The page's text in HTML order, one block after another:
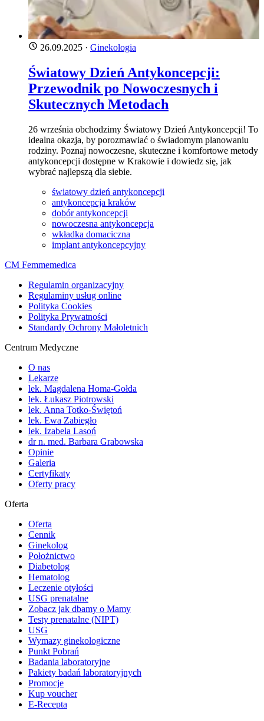
26.09.2025 · Ginekologia
Światowy Dzień Antykoncepcji:
Przewodnik po Nowoczesnych i
Skutecznych Metodach
26 września obchodzimy Światowy Dzień Antykoncepcji! To
idealna okazja, by porozmawiać o świadomym planowaniu
rodziny. Poznaj nowoczesne, skuteczne i komfortowe metody
antykoncepcji dostępne w Krakowie i dowiedz się, jak
wybrać najlepszą dla siebie.
światowy dzień antykoncepcji
antykoncepcja kraków
dobór antykoncepcji
nowoczesna antykoncepcja
wkładka domaciczna
implant antykoncepcyjny
CM Femmemedica
Regulamin organizacyjny
Regulaminy usług online
Polityka Cookies
Polityka Prywatności
Standardy Ochrony Małoletnich
Centrum Medyczne
O nas
Lekarze
lek. Magdalena Homa-Gołda
lek. Łukasz Piotrowski
lek. Anna Totko-Świętoń
lek. Ewa Zabiegło
lek. Izabela Lasoń
dr n. med. Barbara Grabowska
Opinie
Galeria
Certyfikaty
Oferty pracy
Oferta
Oferta
Cennik
Ginekolog
Położnictwo
Diabetolog
Hematolog
Leczenie otyłości
USG prenatalne
Zobacz jak dbamy o Mamy
Testy prenatalne (NIPT)
USG
Wymazy ginekologiczne
Punkt Pobrań
Badania laboratoryjne
Pakiety badań laboratoryjnych
Promocje
Kup voucher
E-Recepta